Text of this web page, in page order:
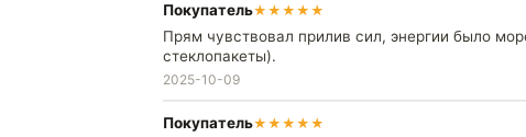
Покупатель★ ★ ★ ★ ★
Прям чувствовал прилив сил, энергии было
стеклопакеты).
2025-10-09
Покупатель★ ★ ★ ★ ★